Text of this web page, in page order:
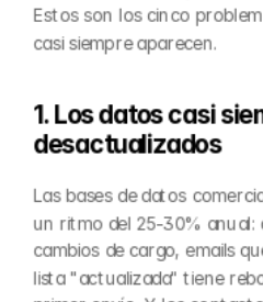
Estos son los cinco
casi siempre aparecen.
1. Los datos casi
desactualizados
Las bases de datos
un ritmo del 25-30% anual:
cambios de cargo, emails
lista "actualizada" tiene